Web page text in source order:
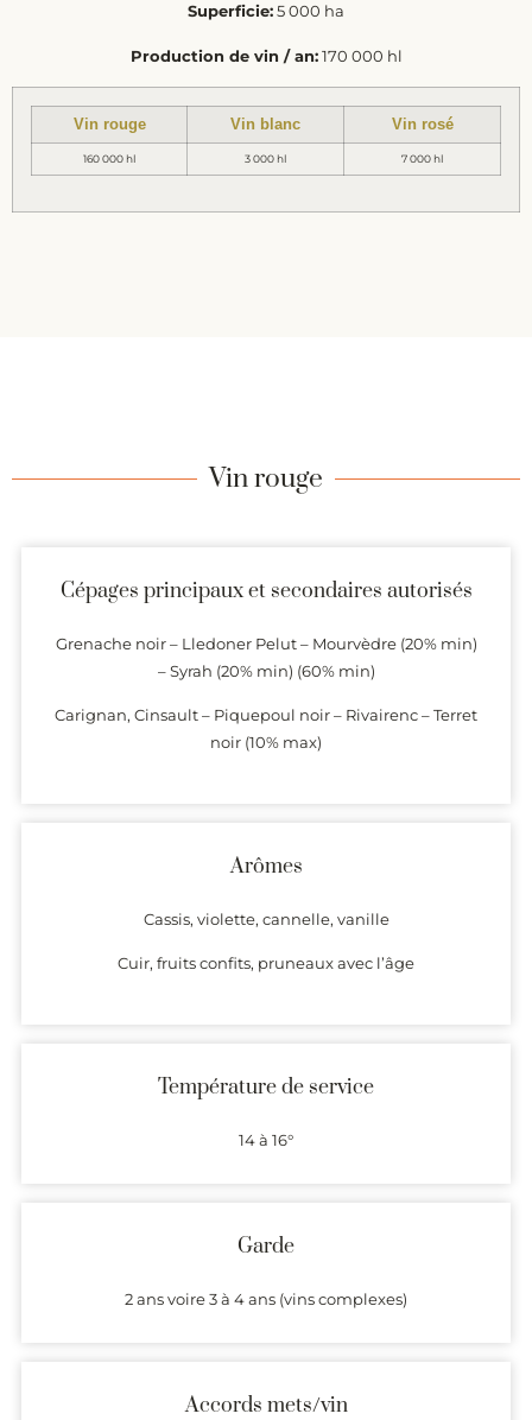
Superficie:5 000 ha
Production de vin / an:170 000 hl
Vin rouge Vin blanc Vin rosé
160 000 hl 3 000 hl 7 000 hl
Vin rouge
Cépages principaux et secondaires autorisés
Grenache noir – Lledoner Pelut – Mourvèdre (20% min)
– Syrah (20% min) (60% min)
Carignan, Cinsault – Piquepoul noir – Rivairenc – Terret
noir (10% max)
Arômes
Cassis, violette, cannelle, vanille
Cuir, fruits confits, pruneaux avec l’âge
Température de service
14 à 16°
Garde
2 ans voire 3 à 4 ans (vins complexes)
Accords mets/vin